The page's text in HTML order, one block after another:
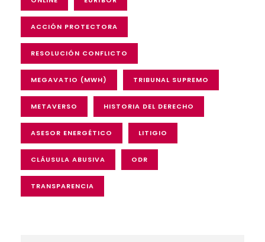
ACCIÓN PROTECTORA
RESOLUCIÓN CONFLICTO
MEGAVATIO (MWH) TRIBUNAL SUPREMO
METAVERSO HISTORIA DEL DERECHO
ASESOR ENERGÉTICO LITIGIO
CLÁUSULA ABUSIVA ODR
TRANSPARENCIA